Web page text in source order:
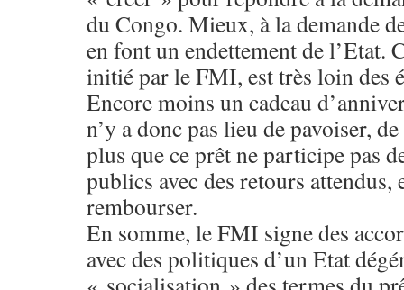
du Congo. Mieux, à la demande
en font un endettement de l’Etat.
initié par le FMI, est très loin des
Encore moins un cadeau
n’y a donc pas lieu de pavoiser,
plus que ce prêt ne participe pas
publics avec des retours attendus,
rembourser.
En somme, le FMI signe des
avec des politiques d’un Etat